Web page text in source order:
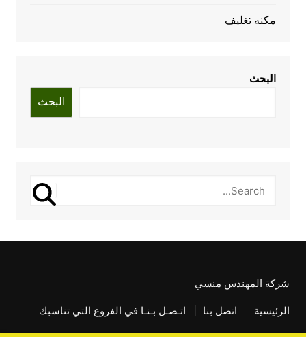
مكنه تغليف
البحث
البحث
شركة المهندس منسي
الرئيسية اتصل بنا اتـصـل بـنـا في الفروع التي تناسبك